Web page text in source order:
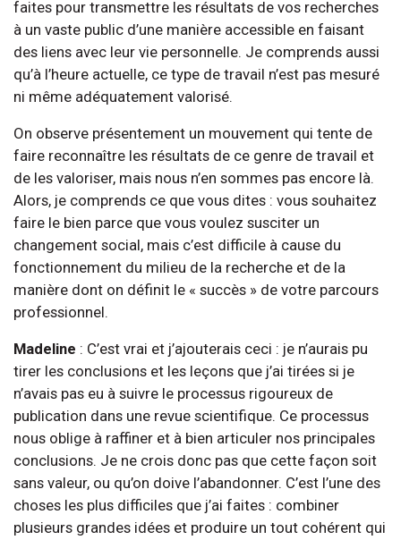
faites pour transmettre les résultats de vos recherches
à un vaste public d’une manière accessible en faisant
des liens avec leur vie personnelle. Je comprends aussi
qu’à l’heure actuelle, ce type de travail n’est pas mesuré
ni même adéquatement valorisé.
On observe présentement un mouvement qui tente de
faire reconnaître les résultats de ce genre de travail et
de les valoriser, mais nous n’en sommes pas encore là.
Alors, je comprends ce que vous dites : vous souhaitez
faire le bien parce que vous voulez susciter un
changement social, mais c’est difficile à cause du
fonctionnement du milieu de la recherche et de la
manière dont on définit le « succès » de votre parcours
professionnel.
Madeline : C’est vrai et j’ajouterais ceci : je n’aurais pu
tirer les conclusions et les leçons que j’ai tirées si je
n’avais pas eu à suivre le processus rigoureux de
publication dans une revue scientifique. Ce processus
nous oblige à raffiner et à bien articuler nos principales
conclusions. Je ne crois donc pas que cette façon soit
sans valeur, ou qu’on doive l’abandonner. C’est l’une des
choses les plus difficiles que j’ai faites : combiner
plusieurs grandes idées et produire un tout cohérent qui